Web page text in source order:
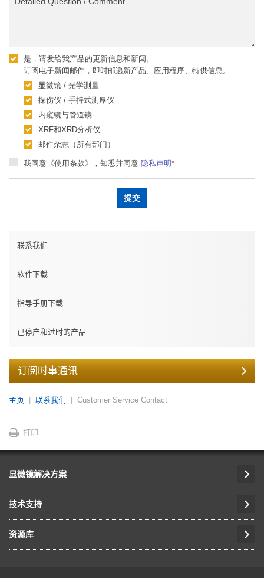
是，请发给我产品的更新信息和新闻。
订阅电子新闻邮件，即时邮递新产品、应用程序、特供信息。
显微镜 / 光学测量
探伤仪 / 手持式测厚仪
内窥镜与管道镜
XRF和XRD分析仪
邮件杂志（所有部门）
我同意《使用条款》，知悉并同意 隐私声明*
联系我们
软件下载
指导手册下载
已停产和过时的产品
订阅时事通讯
主页 联系我们 Customer Service Contact
打印
显微镜解决方案
技术支持
资源库